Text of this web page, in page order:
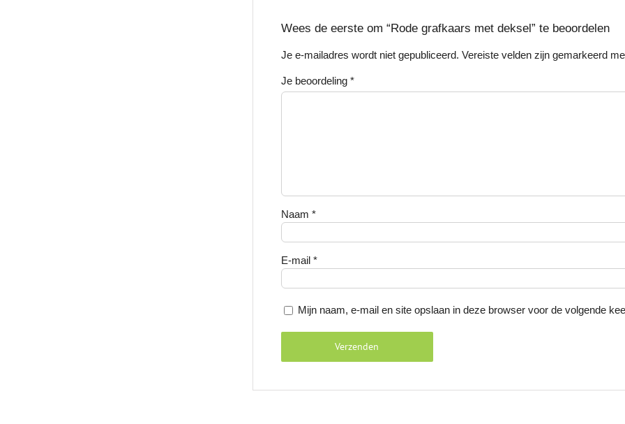
Wees de eerste om “Rode grafkaars met deksel” te beoordelen
Je e-mailadres wordt niet gepubliceerd. Vereiste velden zijn gemarkeerd
Je beoordeling *
Naam *
E-mail *
Mijn naam, e-mail en site opslaan in deze browser voor de volgende